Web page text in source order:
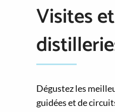
Visites
Dégustez les
guidées et de